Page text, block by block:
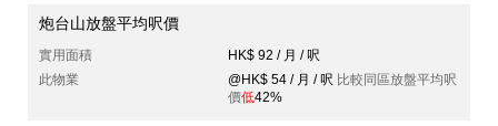
炮台山放盤平均呎價
實用面積
HK$ 92 / 月 / 呎
此物業
@HK$ 54 / 月 / 呎 比較同區放盤平均呎
價低42%